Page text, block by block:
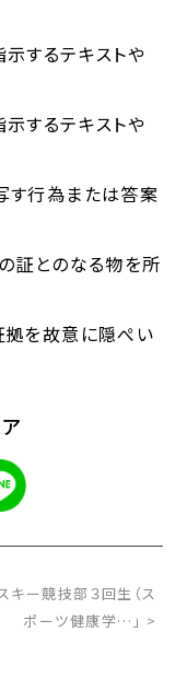
するテキストや
するテキストや
す行為または答案
証とのなる物を所
拠を故意に隠ぺい
スキー競技部３回生（ス
ポーツ健康学…」 >